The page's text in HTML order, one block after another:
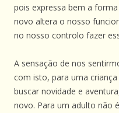
pois expressa bem a
novo altera o nosso
no nosso controlo fazer
A sensação de nos
com isto, para uma
buscar novidade e
novo. Para um adulto não